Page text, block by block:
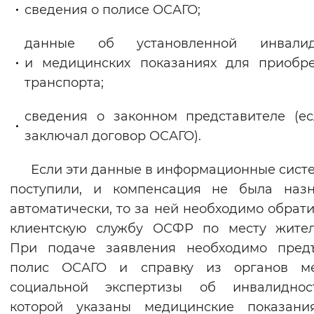
сведения о полисе ОСАГО;
данные об установленной
и медицинских показаниях для
транспорта;
сведения о законном представителе
заключал договор ОСАГО).
Если эти данные в информационные
поступили, и компенсация не была
автоматически, то за ней необходимо
клиентскую службу ОСФР по месту
При подаче заявления необходимо
полис ОСАГО и справку из органов
социальной экспертизы об
которой указаны медицинские